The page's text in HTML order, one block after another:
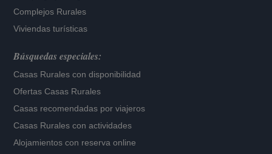
Complejos Rurales
Viviendas turísticas
Búsquedas especiales:
Casas Rurales con disponibilidad
Ofertas Casas Rurales
Casas recomendadas por viajeros
Casas Rurales con actividades
Alojamientos con reserva online